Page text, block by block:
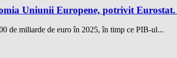
Uniunii Europene, potrivit
de miliarde de euro în 2025, în timp ce PIB-ul...